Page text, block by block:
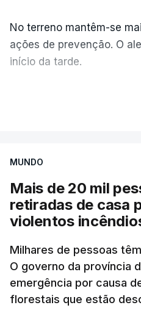
No terreno mantêm-se
ações de prevenção. O
início da tarde.
MUNDO
Mais de 20 mil
retiradas de casa
violentos
Milhares de pessoas
O governo da província
emergência por causa
florestais que estão